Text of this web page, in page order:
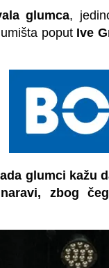
glumca,
poput Ive
glumci kažu
zbog